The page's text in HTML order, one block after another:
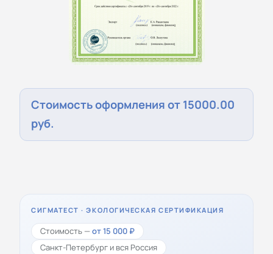
Стоимость оформления от 15000.00
руб.
СИГМАТЕСТ · ЭКОЛОГИЧЕСКАЯ СЕРТИФИКАЦИЯ
Стоимость —от 15 000 ₽
Санкт-Петербург и вся Россия